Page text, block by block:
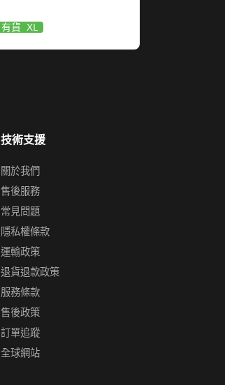
有貨 XL
技術支援
關於我們
售後服務
常見問題
隱私權條款
運輸政策
退貨退款政策
服務條款
售後政策
訂單追蹤
全球網站